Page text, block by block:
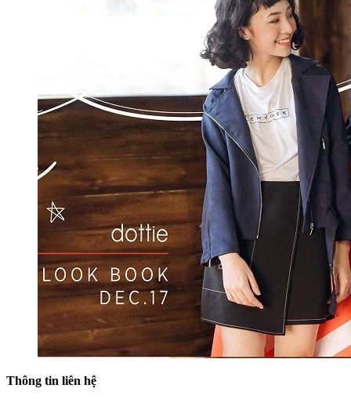
Thông tin liên hệ